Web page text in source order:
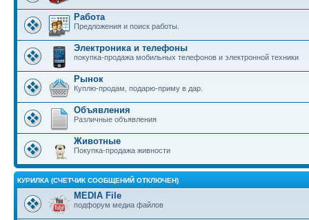
Работа
Предложения и поиск работы.
Электроника и телефоны
покупка-продажа мобильных телефонов и электронной техники
Рынок
Куплю-продам, подарю-приму в дар.
Объявления
Различные объявления
Животные
Покупка-продажа живности
КУРИЛКА (СЧЕТЧИК СООБЩЕНИЙ ОТКЛЮЧЕН)
MEDIA File
подфорум медиа файлов